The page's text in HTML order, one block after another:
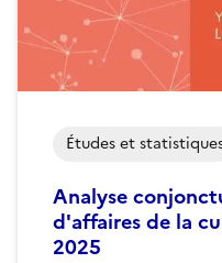
Analyse
d'affaires de la
2025
Études et